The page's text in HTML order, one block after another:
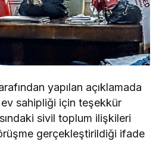
yapılan açıklamada
sahipliği için teşekkür
sivil toplum ilişkileri
gerçekleştirildiği ifade